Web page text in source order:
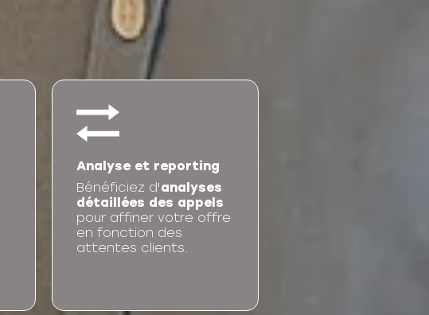
Analyse et reporting
Bénéficiez d'analyses
détaillées des appels
pour affiner votre offre
en fonction des
attentes clients.